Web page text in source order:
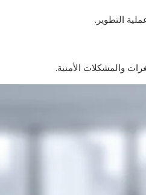
التطوير.
والمشكلات الأمنية.